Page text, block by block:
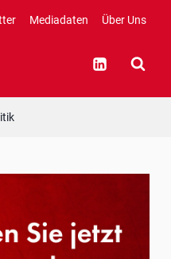
Mediadaten Über Uns